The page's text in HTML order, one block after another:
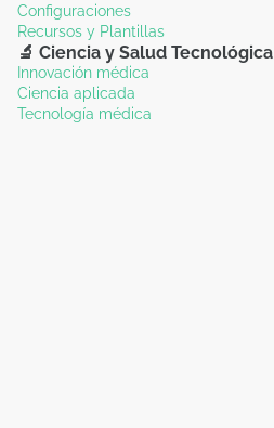
Configuraciones
Recursos y Plantillas
🔬 Ciencia y Salud Tecnológica
Innovación médica
Ciencia aplicada
Tecnología médica